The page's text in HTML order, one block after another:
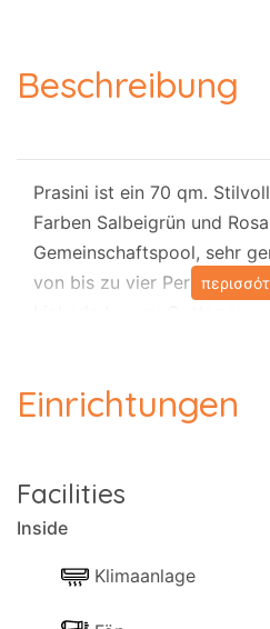
Beschreibung
Prasini ist ein 70 qm.
Farben Salbeigrün und
Gemeinschaftspool, sehr
von bis zu vier Personen,
mit Doppelbett, einem
werden kann.
romantisches Frühstück
Einrichtungen
Facilities
Inside
Klimaanlage